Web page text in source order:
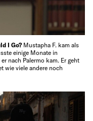
I Go? Mustapha F. kam als
einige Monate in
nach Palermo kam. Er geht
wie viele andere noch